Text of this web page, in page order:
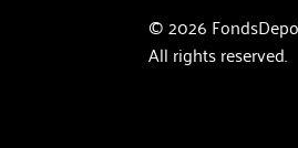
© 2026
All rights reserved.